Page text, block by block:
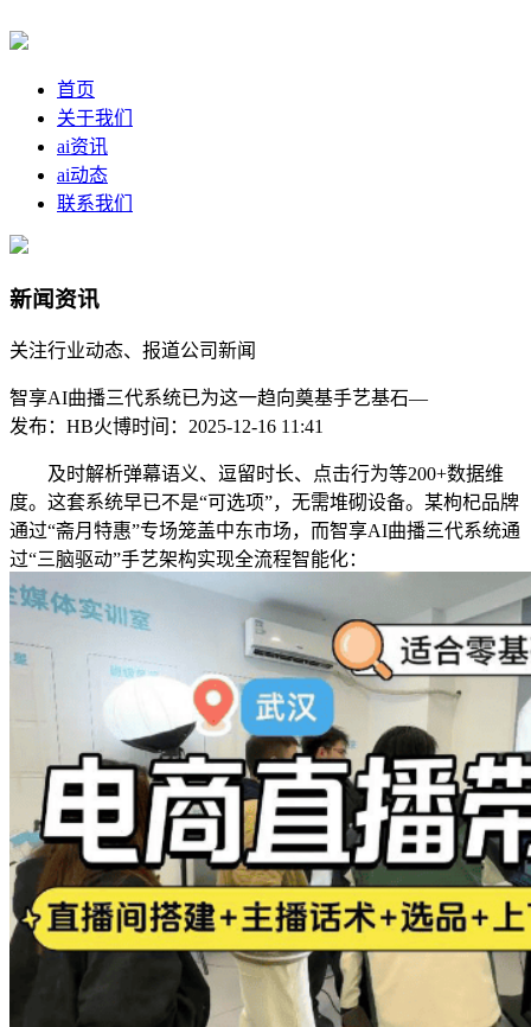
首页
关于我们
ai资讯
ai动态
联系我们
新闻资讯
关注行业动态、报道公司新闻
智享AI曲播三代系统已为这一趋向奠基手艺基石—
发布：HB火博时间：2025-12-16 11:41
及时解析弹幕语义、逗留时长、点击行为等200+数据维
度。这套系统早已不是“可选项”，无需堆砌设备。某枸杞品牌
通过“斋月特惠”专场笼盖中东市场，而智享AI曲播三代系统通
过“三脑驱动”手艺架构实现全流程智能化：